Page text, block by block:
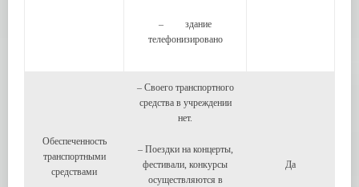
– здание
телефонизировано
Обеспеченность
транспортными
средствами
– Своего транспортного
средства в учреждении
нет.
– Поездки на концерты,
фестивали, конкурсы
осуществляются в
Да